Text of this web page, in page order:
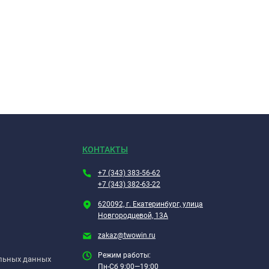
данных
КОНТАКТЫ
+7 (343) 383-56-62
+7 (343) 382-63-22
620092, г. Екатеринбург, улица
Новгородцевой, 13А
zakaz@twowin.ru
Режим работы:
Пн-Сб 9:00—19:00